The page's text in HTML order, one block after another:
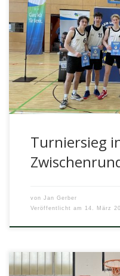
Nach einer starken,
ging das
Motivation in die
Oberschulliga. […]
Turniersieg
von Jan Gerber
Veröffentlicht am
14. März